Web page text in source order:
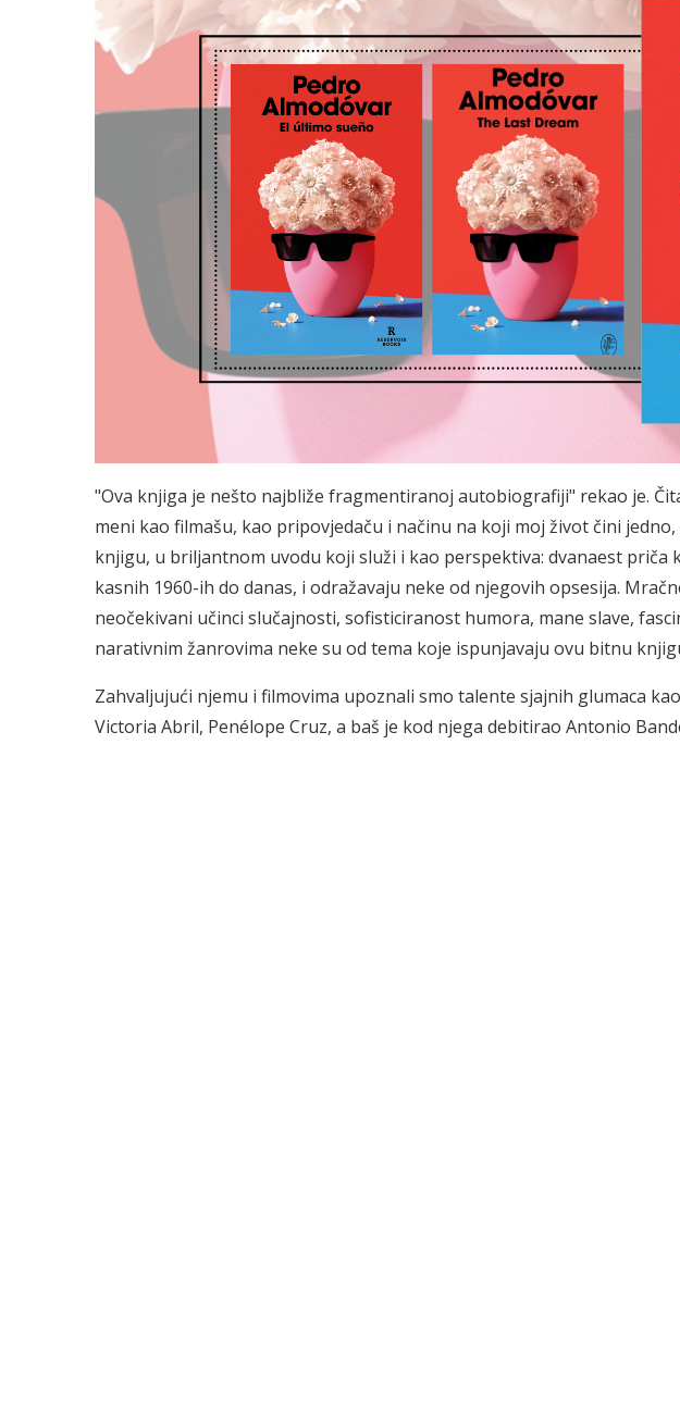
"Ova knjiga je nešto najbliže fragmentiranoj autobiografiji" rekao je.
meni kao filmašu, kao pripovjedaču i načinu na koji moj život čini
knjigu, u briljantnom uvodu koji služi i kao perspektiva: dvanaest priča
kasnih 1960-ih do danas, i odražavaju neke od njegovih opsesija.
neočekivani učinci slučajnosti, sofisticiranost humora, mane slave,
narativnim žanrovima neke su od tema koje ispunjavaju ovu bitnu
Zahvaljujući njemu i filmovima upoznali smo talente sjajnih glumaca
Victoria Abril, Penélope Cruz, a baš je kod njega debitirao Antonio